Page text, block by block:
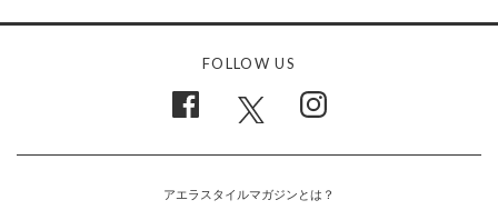
FOLLOW US
アエラスタイルマガジンとは？